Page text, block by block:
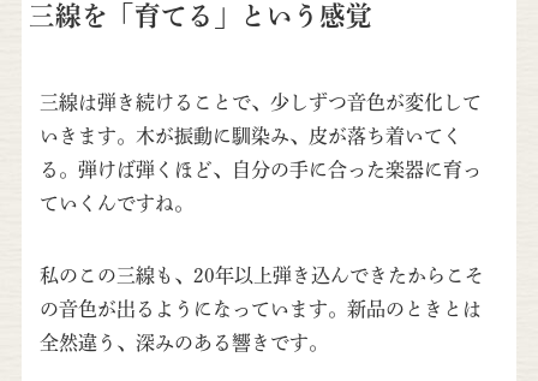
三線を「育てる」という感覚
三線は弾き続けることで、少しずつ音色が変化して
いきます。木が振動に馴染み、皮が落ち着いてく
る。弾けば弾くほど、自分の手に合った楽器に育っ
ていくんですね。
私のこの三線も、20年以上弾き込んできたからこそ
の音色が出るようになっています。新品のときとは
全然違う、深みのある響きです。